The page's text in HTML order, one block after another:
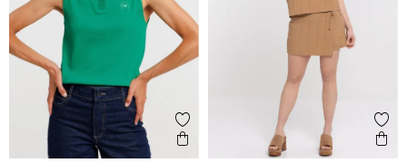
Ajouter aux favoris
Aperçu rapide